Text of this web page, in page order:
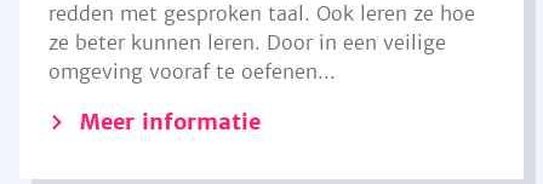
redden met gesproken taal. Ook leren ze hoe
ze beter kunnen leren. Door in een veilige
omgeving vooraf te oefenen...
Meer informatie